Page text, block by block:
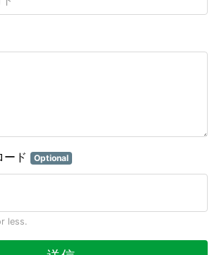
ード Optional
less.